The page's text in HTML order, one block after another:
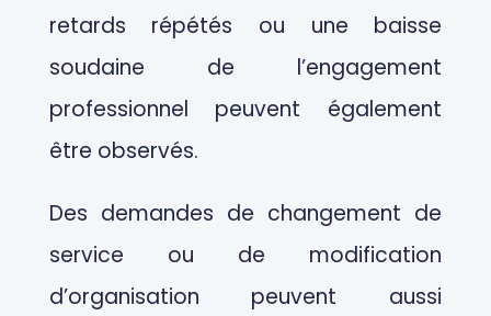
retards répétés ou une baisse
soudaine de l’engagement
professionnel peuvent également
être observés.
Des demandes de changement de
service ou de modification
d’organisation peuvent aussi